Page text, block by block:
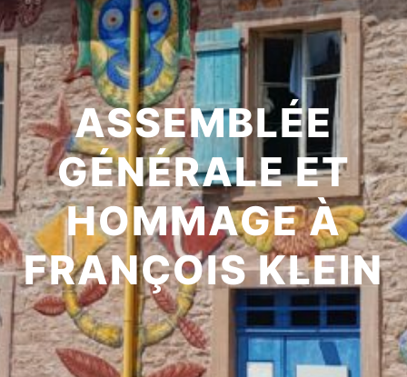
ASSEMBLÉE
GÉNÉRALE ET
HOMMAGE À
FRANÇOIS KLEIN